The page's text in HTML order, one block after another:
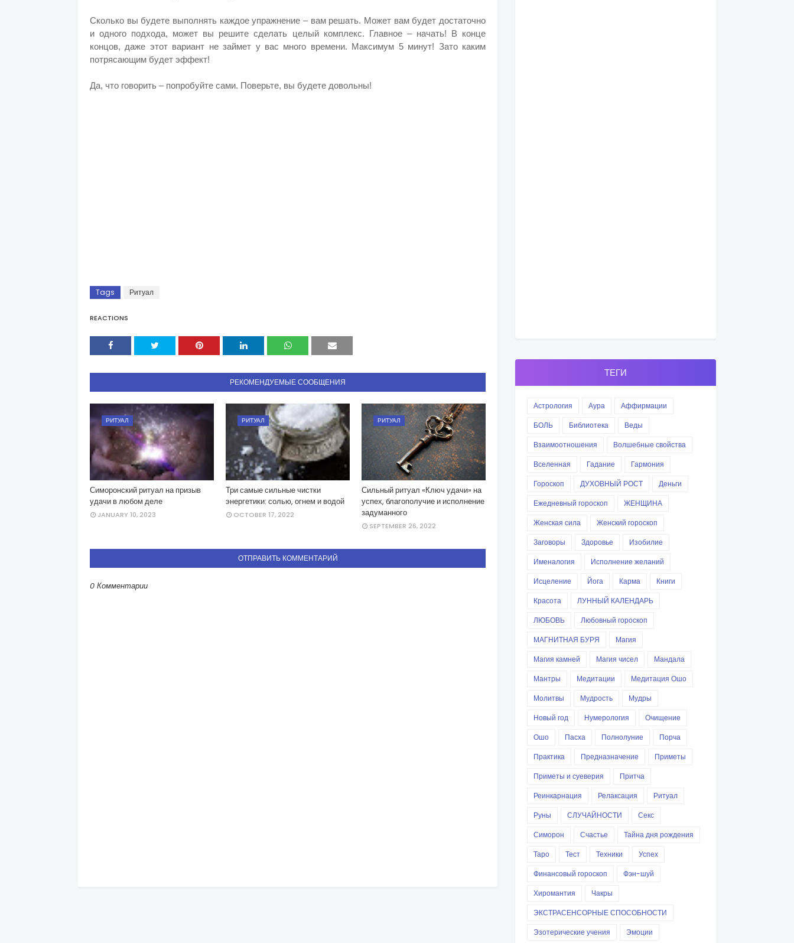
Сколько вы будете выполнять каждое упражнение – вам решать. Может вам будет достаточно
и одного подхода, может вы решите сделать целый комплекс. Главное – начать! В конце
концов, даже этот вариант не займет у вас много времени. Максимум 5 минут! Зато каким
потрясающим будет эффект!
Да, что говорить – попробуйте сами. Поверьте, вы будете довольны!
Tags Ритуал
REACTIONS
РЕКОМЕНДУЕМЫЕ СООБЩЕНИЯ
РИТУАЛ
Симоронский ритуал на призыв
удачи в любом деле
JANUARY 10, 2023
РИТУАЛ
Три самые сильные чистки
энергетики: солью, огнем и водой
OCTOBER 17, 2022
РИТУАЛ
Сильный ритуал «Ключ удачи» на
успех, благополучие и исполнение
задуманного
SEPTEMBER 26, 2022
ОТПРАВИТЬ КОММЕНТАРИЙ
0 Комментарии
ТЕГИ
Астрология Аура
Аффирмации
БОЛЬ
Библиотека
Веды
Взаимоотношения
Волшебные свойства
Вселенная
Гадание
Гармония
Гороскоп
ДУХОВНЫЙ РОСТ
Деньги
Ежедневный гороскоп
ЖЕНЩИНА
Женская сила
Женский гороскоп
Заговоры
Здоровье
Изобилие
Именалогия
Исполнение желаний
Исцеление
Йога Карма
Книги
Красота
ЛУННЫЙ КАЛЕНДАРЬ
ЛЮБОВЬ
Любовный гороскоп
МАГНИТНАЯ БУРЯ
Магия
Магия камней
Магия чисел
Мандала
Мантры
Медитации
Медитация Ошо
Молитвы
Мудрость
Мудры
Новый год
Нумерология
Очищение
Ошо
Пасха Полнолуние
Порча
Практика
Предназначение
Приметы
Приметы и суеверия
Притча
Реинкарнация
Релаксация
Ритуал
Руны
СЛУЧАЙНОСТИ
Секс
Симорон
Счастье
Тайна дня рождения
Таро
Тест Техники
Успех
Финансовый гороскоп
Фэн-шуй
Хиромантия
Чакры
ЭКСТРАСЕНСОРНЫЕ СПОСОБНОСТИ
Эзотерические учения
Эмоции